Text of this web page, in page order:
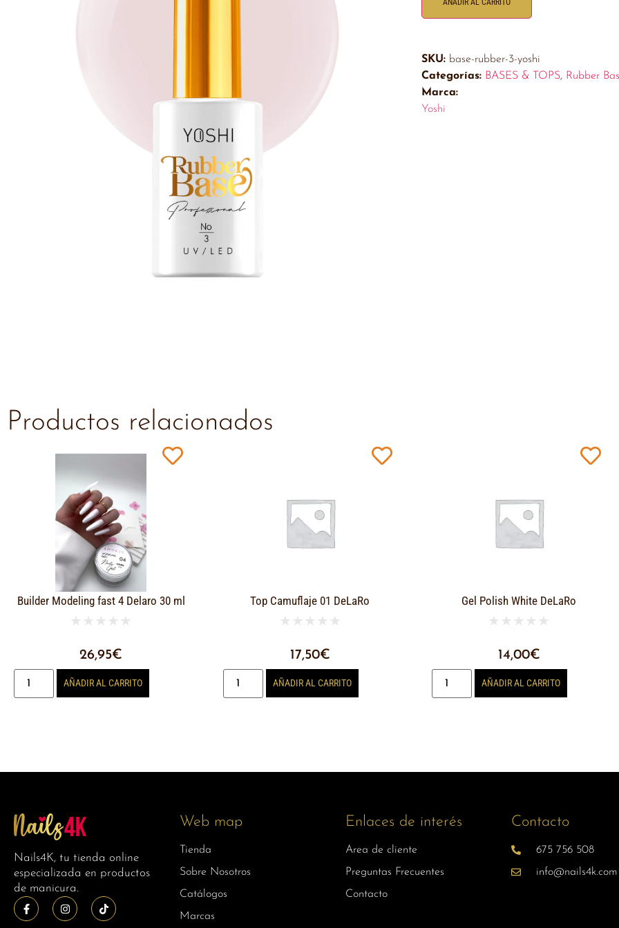
AÑADIR AL CARRITO
SKU: base-rubber-3-yoshi
Categorías: BASES & TOPS, Rubber
Marca:
Yoshi
Productos relacionados
Builder Modeling fast 4 Delaro 30 ml
★ ★ ★ ★ ★
26,95€
AÑADIR AL CARRITO
Top Camuflaje 01 DeLaRo
★ ★ ★ ★ ★
17,50€
AÑADIR AL CARRITO
Gel Polish White DeLaRo
★ ★ ★ ★ ★
14,00€
AÑADIR AL CARRITO
Nails4K, tu tienda online
especializada en productos
de manicura.
Web map
Tienda
Sobre Nosotros
Catálogos
Marcas
Enlaces de interés
Area de cliente
Preguntas Frecuentes
Contacto
Contacto
675 756 508
info@nails4k.com